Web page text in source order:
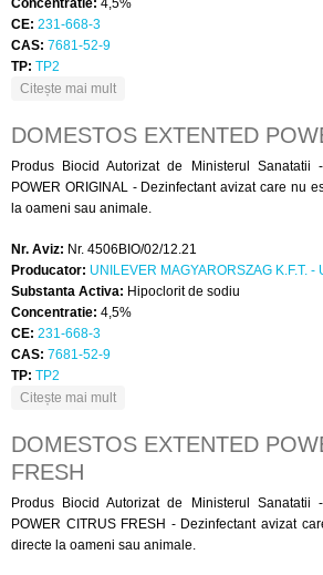
Concentratie: 4,5%
CE: 231-668-3
CAS: 7681-52-9
TP: TP2
Citește mai mult
DOMESTOS EXTENTED
Produs Biocid Autorizat de Ministerul Sanatatii -
POWER ORIGINAL - Dezinfectant avizat care nu
la oameni sau animale.
Nr. Aviz: Nr. 4506BIO/02/12.21
Producator: UNILEVER MAGYARORSZAG K.F.T. -
Substanta Activa: Hipoclorit de sodiu
Concentratie: 4,5%
CE: 231-668-3
CAS: 7681-52-9
TP: TP2
Citește mai mult
DOMESTOS EXTENTED
FRESH
Produs Biocid Autorizat de Ministerul Sanatatii -
POWER CITRUS FRESH - Dezinfectant avizat
directe la oameni sau animale.